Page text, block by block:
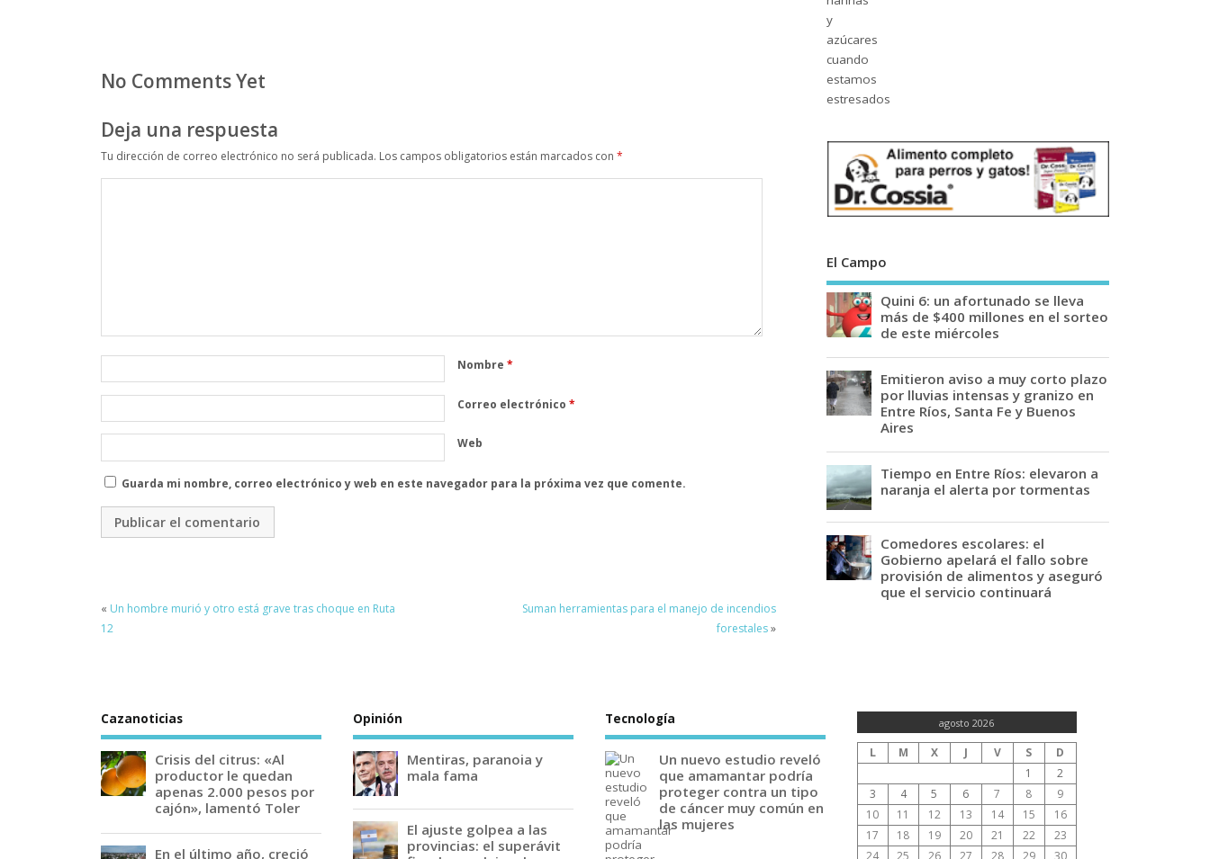
No Comments Yet
Deja una respuesta
Tu dirección de correo electrónico no será publicada. Los campos obligatorios están marcados con *
Nombre *
Correo electrónico *
Web
Guarda mi nombre, correo electrónico y web en este navegador para la próxima vez que comente.
« Un hombre murió y otro está grave tras choque en Ruta
12
Suman herramientas para el manejo de incendios
forestales»
El Campo
Quini 6: un afortunado se lleva
más de $400 millones en el sorteo
de este miércoles
Emitieron aviso a muy corto plazo
por lluvias intensas y granizo en
Entre Ríos, Santa Fe y Buenos
Aires
Tiempo en Entre Ríos: elevaron a
naranja el alerta por tormentas
Comedores escolares: el
Gobierno apelará el fallo sobre
provisión de alimentos y aseguró
que el servicio continuará
Cazanoticias
Crisis del citrus: «Al
productor le quedan
apenas 2.000 pesos por
cajón», lamentó Toler
En el último año, creció
Opinión
Mentiras, paranoia y
mala fama
El ajuste golpea a las
provincias: el superávit
Tecnología
Un nuevo estudio reveló
que amamantar podría
proteger contra un tipo
de cáncer muy común en
las mujeres
agosto 2026
L M X J V S
D
1
2
3
4 5 6 7 8
9
10
11 12 13 14 15
16
17
18 19 20 21 22
23
24
25 26 27 28 29 30